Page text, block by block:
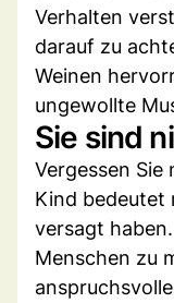
Verhalten
darauf zu
Weinen
ungewollte
Sie sind
Vergessen
Kind bedeutet
versagt
Menschen zu